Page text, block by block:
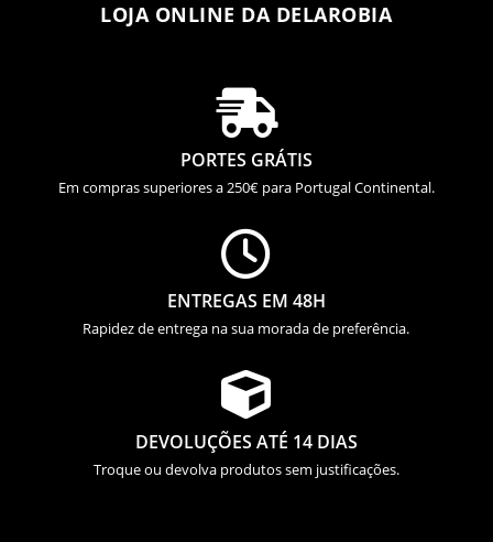
LOJA ONLINE DA DELAROBIA

PORTES GRÁTIS
Em compras superiores a 250€ para Portugal Continental.

ENTREGAS EM 48H
Rapidez de entrega na sua morada de preferência.

DEVOLUÇÕES ATÉ 14 DIAS
Troque ou devolva produtos sem justificações.